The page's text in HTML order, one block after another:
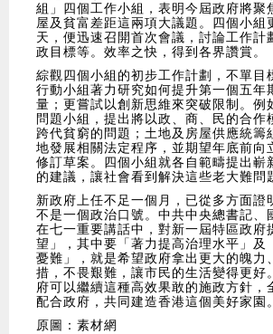
組」四個工作小組，表明今屆政府將聚
屋及貧富差距這兩項大議題。四個小組
天，便迅速召開首次會議，討論工作計
政目標等。效率之快，得到各界讚賞。
綜觀四個小組的初步工作計劃，不單目
行動小組著力研究如何提升第一個五年
量；更嘗試以創新思維來突破限制。例
問題小組，提出將以政、商、民的合作
跨代貧窮的問題；土地及房屋供應統籌
地發展相關法定程序，並期望年底前向
修訂草案。四個小組就各自範疇提出嶄
的建議，讓社會看到解決這些老大難問
新政府上任不足一個月，已從多方面證
不是一個政治口號。中共中央總書記、
在七一重要講話中，對新一屆特區政府
望」，其中要「著力提高治理水平」及
憂難」，就是希望政府拿出更大的魄力
措，不畏艱難，讓市民的生活變得更好
府可以繼續這種高效果敢的施政方針，
配合政府，共同建造香港這個美好家園。
原圖：素材網